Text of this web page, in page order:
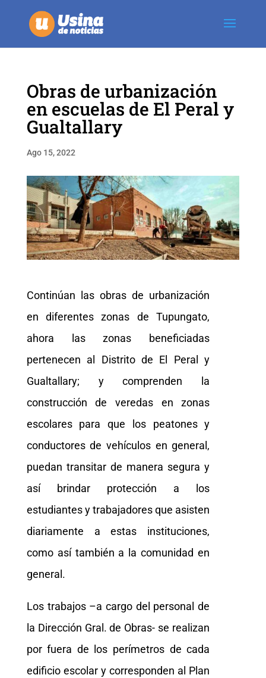
Obras de urbanización
en escuelas de El Peral y
Gualtallary
Ago 15, 2022
Continúan las obras de urbanización
en diferentes zonas de Tupungato,
ahora las zonas beneficiadas
pertenecen al Distrito de El Peral y
Gualtallary; y comprenden la
construcción de veredas en zonas
escolares para que los peatones y
conductores de vehículos en general,
puedan transitar de manera segura y
así brindar protección a los
estudiantes y trabajadores que asisten
diariamente a estas instituciones,
como así también a la comunidad en
general.
Los trabajos –a cargo del personal de
la Dirección Gral. de Obras- se realizan
por fuera de los perímetros de cada
edificio escolar y corresponden al Plan